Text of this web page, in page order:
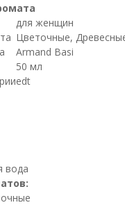
для женщин
Цветочные,
Armand Basi
50 мл
edt
вода